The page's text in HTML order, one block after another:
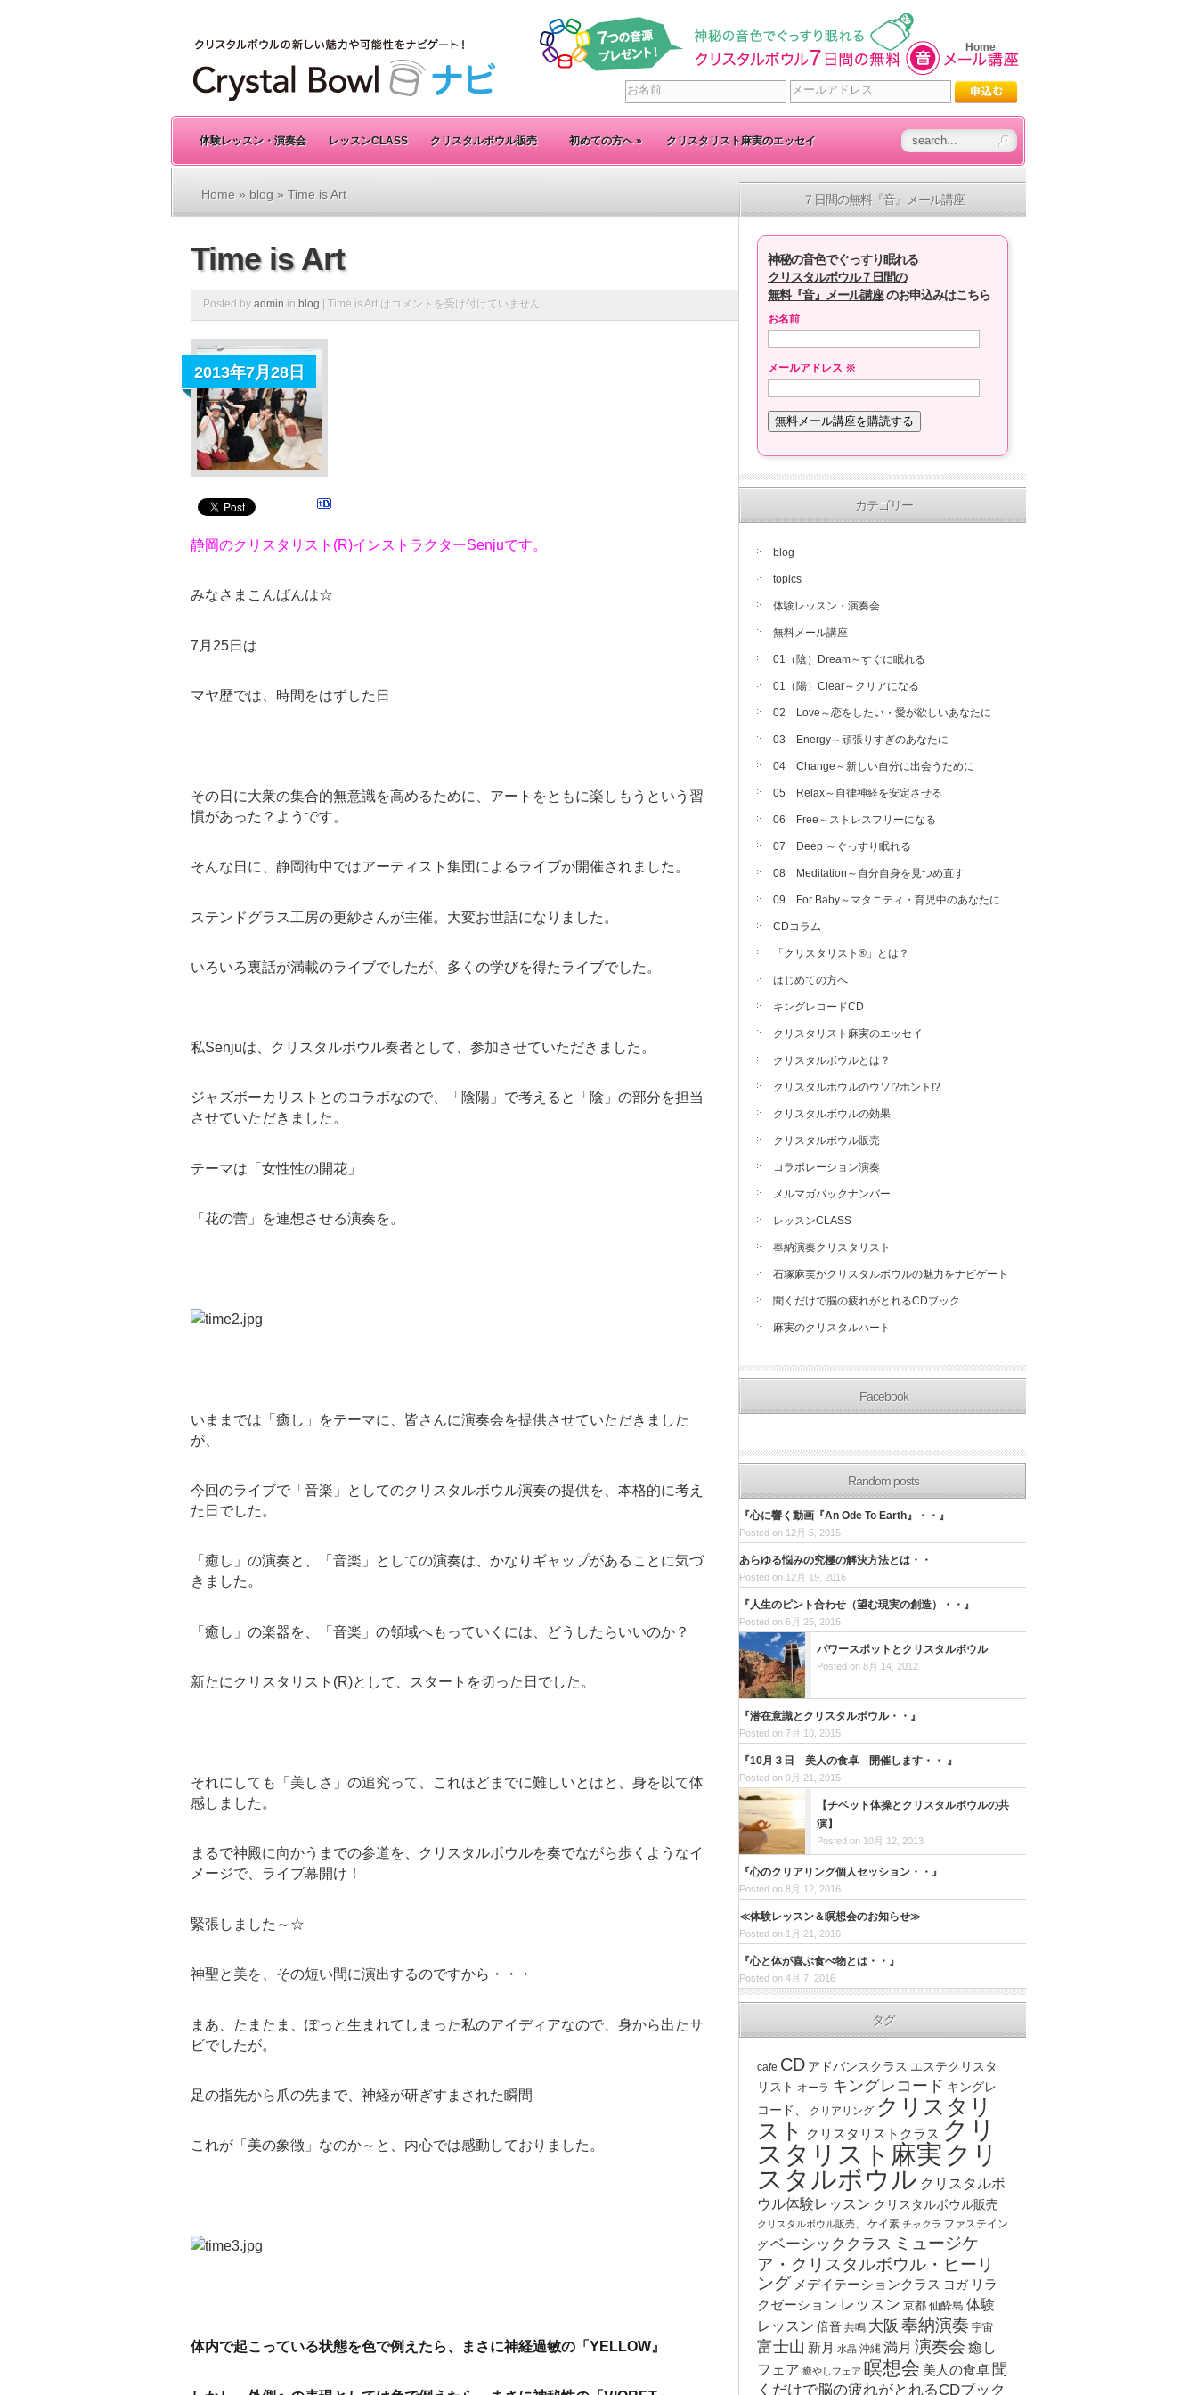
Home
体験レッスン・演奏会 レッスンCLASS クリスタルボウル販売 初めての方へ» クリスタリスト麻実のエッセイ
Home » blog » Time is Art
Time is Art
Posted by admin in blog Time is Art は コメントを受け付けていません
2013年7月28日
静岡のクリスタリスト(R)インストラクターSenjuです。
みなさまこんばんは☆
7月25日は
マヤ歴では、時間をはずした日
その日に大衆の集合的無意識を高めるために、アートをともに楽しもうという習
慣があった？ようです。
そんな日に、静岡街中ではアーティスト集団によるライブが開催されました。
ステンドグラス工房の更紗さんが主催。大変お世話になりました。
いろいろ裏話が満載のライブでしたが、多くの学びを得たライブでした。
私Senjuは、クリスタルボウル奏者として、参加させていただきました。
ジャズボーカリストとのコラボなので、「陰陽」で考えると「陰」の部分を担当
させていただきました。
テーマは「女性性の開花」
「花の蕾」を連想させる演奏を。
いままでは「癒し」をテーマに、皆さんに演奏会を提供させていただきました
が、
今回のライブで「音楽」としてのクリスタルボウル演奏の提供を、本格的に考え
た日でした。
「癒し」の演奏と、「音楽」としての演奏は、かなりギャップがあることに気づ
きました。
「癒し」の楽器を、「音楽」の領域へもっていくには、どうしたらいいのか？
新たにクリスタリスト(R)として、スタートを切った日でした。
それにしても「美しさ」の追究って、これほどまでに難しいとはと、身を以て体
感しました。
まるで神殿に向かうまでの参道を、クリスタルボウルを奏でながら歩くようなイ
メージで、ライブ幕開け！
緊張しました～☆
神聖と美を、その短い間に演出するのですから・・・
まあ、たまたま、ぽっと生まれてしまった私のアイディアなので、身から出たサ
ビでしたが。
足の指先から爪の先まで、神経が研ぎすまされた瞬間
これが「美の象徴」なのか～と、内心では感動しておりました。
体内で起こっている状態を色で例えたら、まさに神経過敏の「YELLOW』
７日間の無料『音』メール講座
神秘の音色でぐっすり眠れる
クリスタルボウル７日間の
無料『音』メール講座のお申込みはこちら
お名前
メールアドレス ※
カテゴリー
blog
topics
体験レッスン・演奏会
無料メール講座
01（陰）Dream～すぐに眠れる
01（陽）Clear～クリアになる
02 Love～恋をしたい・愛が欲しいあなたに
03 Energy～頑張りすぎのあなたに
04 Change～新しい自分に出会うために
05 Relax～自律神経を安定させる
06 Free～ストレスフリーになる
07 Deep ～ぐっすり眠れる
08 Meditation～自分自身を見つめ直す
09 For Baby～マタニティ・育児中のあなたに
CDコラム
「クリスタリスト®」とは？
はじめての方へ
キングレコードCD
クリスタリスト麻実のエッセイ
クリスタルボウルとは？
クリスタルボウルのウソ!?ホント!?
クリスタルボウルの効果
クリスタルボウル販売
コラボレーション演奏
メルマガバックナンバー
レッスンCLASS
奉納演奏クリスタリスト
石塚麻実がクリスタルボウルの魅力をナビゲート
聞くだけで脳の疲れがとれるCDブック
麻実のクリスタルハート
Facebook
Random posts
『心に響く動画『An Ode To Earth』・・』
Posted on 12月 5, 2015
あらゆる悩みの究極の解決方法とは・・
Posted on 12月 19, 2016
『人生のピント合わせ（望む現実の創造）・・』
Posted on 6月 25, 2015
パワースポットとクリスタルボウル
Posted on 8月 14, 2012
『潜在意識とクリスタルボウル・・』
Posted on 7月 10, 2015
『10月３日 美人の食卓 開催します・・ 』
Posted on 9月 21, 2015
【チベット体操とクリスタルボウルの共
演】
Posted on 10月 12, 2013
『心のクリアリング個人セッション・・』
Posted on 8月 12, 2016
≪体験レッスン＆瞑想会のお知らせ≫
Posted on 1月 21, 2016
『心と体が喜ぶ食べ物とは・・』
Posted on 4月 7, 2016
タグ
cafe CD アドバンスクラス エステクリスタ
リスト オーラ キングレコード キングレ
コード、
クリアリング クリスタリ
スト
クリスタリストクラス クリ
スタリスト麻実 クリ
スタルボウル クリスタルボ
ウル体験レッスン クリスタルボウル販売
クリスタルボウル販売、 ケイ素 チャクラ ファステイン
グ ベーシッククラス ミュージケ
ア・クリスタルボウル・ヒーリ
ング メデイテーションクラス ヨガ リラ
クゼーション レッスン 京都 仙酔島 体験
レッスン 倍音 共鳴 大阪 奉納演奏 宇宙
富士山 新月 水晶 沖縄 満月 演奏会 癒し
フェア 癒やしフェア 瞑想会 美人の食卓 聞
くだけで脳の疲れがとれるCDブック